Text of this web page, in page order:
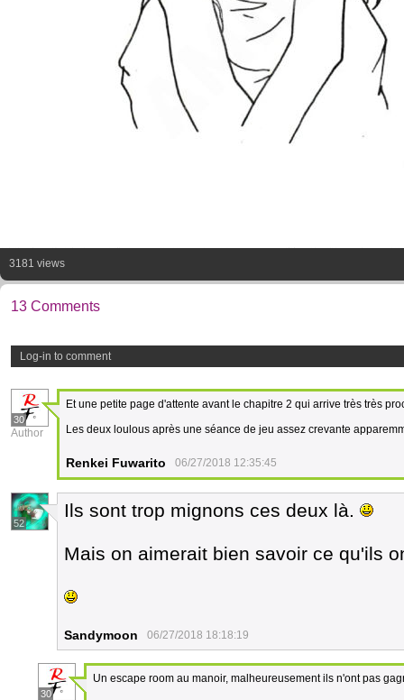
3181 views
13 Comments
Log-in to comment
30
Author
Et une petite page d'attente avant le chapitre 2 qui arrive très très
Les deux loulous après une séance de jeu assez crevante
Renkei Fuwarito 06/27/2018 12:35:45
52
Ils sont trop mignons ces deux là.
Mais on aimerait bien savoir ce qu'ils
Sandymoon 06/27/2018 18:18:19
30
Un escape room au manoir, malheureusement ils n'ont pas